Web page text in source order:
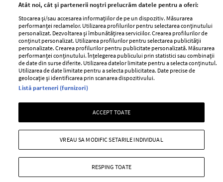
GSP
Unica
Baby
Retete
femei
Viva
Avantaje
Retete practice
Pariază responsabil! Decizia ONJN nr. 821/25.09.2025.
Jocurile de noroc sunt interzise minorilor.
Copyright © 2026 Ringier Romania SRL
Atât noi, cât și partenerii noștri prelucrăm datele pentru a oferi:
Stocarea și/sau accesarea informațiilor de pe un dispozitiv. Măsurarea
performanței reclamelor. Utilizarea profilurilor pentru selectarea conținutului
personalizat. Dezvoltarea și îmbunătățirea serviciilor. Crearea profilurilor de
conținut personalizat. Utilizarea profilurilor pentru selectarea publicității
personalizate. Crearea profilurilor pentru publicitate personalizată. Măsurarea
performanței conținutului. Înțelegerea publicului prin statistici sau combinații
de date din surse diferite. Utilizarea datelor limitate pentru a selecta conținutul.
Utilizarea de date limitate pentru a selecta publicitatea. Date precise de
geolocație și identificarea prin scanarea dispozitivului.
Listă parteneri (furnizori)
ACCEPT TOATE
RESPING TOATE
VREAU SA MODIFIC SETARILE INDIVIDUAL